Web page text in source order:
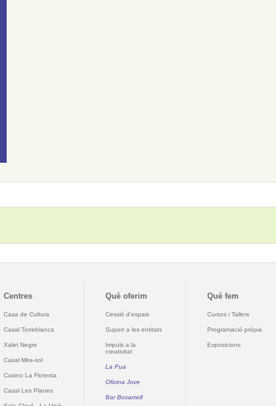
Centres
Casa de Cultura
Casal Torreblanca
Xalet Negre
Casal Mira-sol
Casino La Floresta
Casal Les Planes
Què oferim
Cessió d'espais
Suport a les entitats
Impuls a la
creativitat
La Pua
Oficina Jove
Bar Bocamoll
Què fem
Cursos i Tallers
Programació pròpia
Exposicions